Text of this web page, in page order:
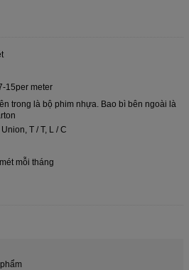
15per meter
trong là bộ phim nhựa. Bao bì bên ngoài là
T / T, L / C
mỗi tháng